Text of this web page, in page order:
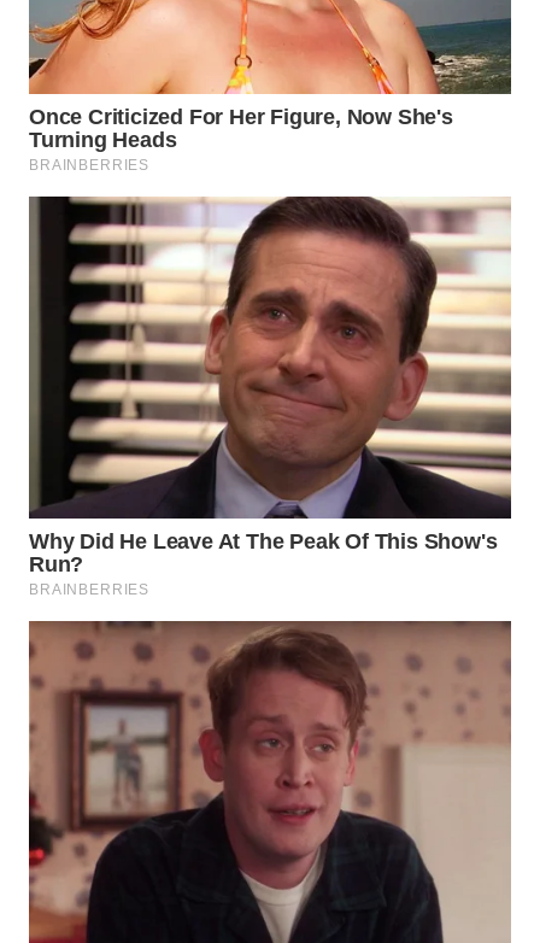
WN
SEMARANG
WN
SOLO
WN
BOROBUDUR
WN
MADURA
WN
SURABAYA
WN
NATUNA
WN
BINTAN
WN
WN
LIKUPANG
WN
LABUANBAJO
WN
BORNEO